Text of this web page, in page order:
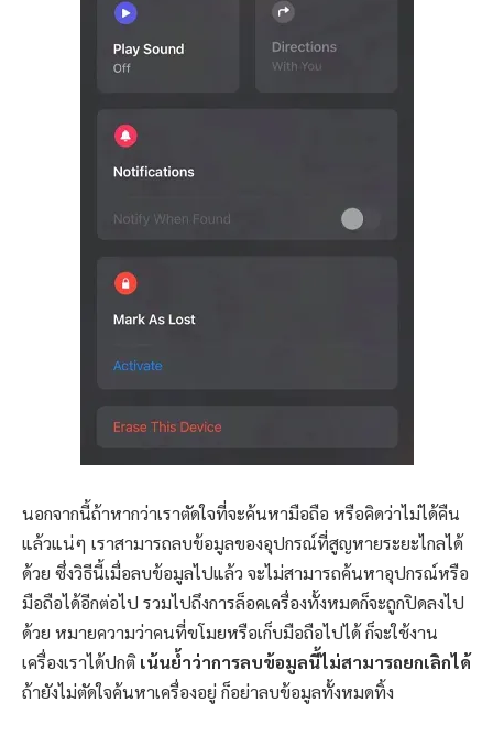
นอกจากนี้ถ้าหากว่าเราตัดใจที่จะค้นหามือถือ หรือคิดว่าไม่ได้คืน
แล้วแน่ๆ เราสามารถลบข้อมูลของอุปกรณ์ที่สูญหายระยะไกลได้
ด้วย ซึ่งวิธีนี้เมื่อลบข้อมูลไปแล้ว จะไม่สามารถค้นหาอุปกรณ์หรือ
มือถือได้อีกต่อไป รวมไปถึงการล็อคเครื่องทั้งหมดก็จะถูกปิดลงไป
ด้วย หมายความว่าคนที่ขโมยหรือเก็บมือถือไปได้ ก็จะใช้งาน
เครื่องเราได้ปกติ เน้นย้ำว่าการลบข้อมูลนี้ไม่สามารถยกเลิกได้
ถ้ายังไม่ตัดใจค้นหาเครื่องอยู่ ก็อย่าลบข้อมูลทั้งหมดทิ้ง